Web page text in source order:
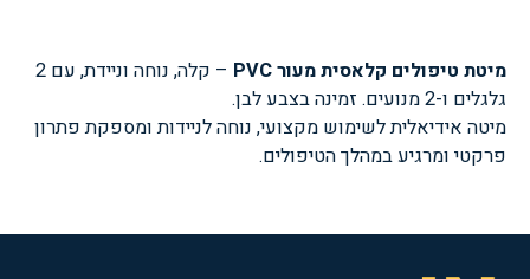
מיטת טיפולים קלאסית מעור PVC
– קלה, נוחה וניידת, עם 2
גלגלים ו-2 מנועים. זמינה בצבע לבן.
מיטה אידיאלית לשימוש מקצועי, נוחה לניידות ומספקת פתרון
פרקטי ומרגיע במהלך הטיפולים.